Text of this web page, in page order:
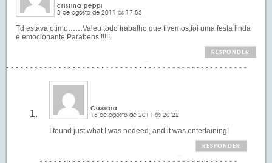
cristina peppi
8 de agosto de 2011 às 17:53
Td estava otimo……Valeu todo trabalho que tivemos,foi uma festa linda
e emocionante.Parabens !!!!!
RESPONDER
Cassara
15 de agosto de 2011 às 20:22
I found just what I was nedeed, and it was entertaining!
RESPONDER